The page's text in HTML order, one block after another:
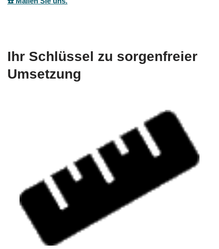
Ihr Schlüssel zu sorgenfreier
Umsetzung